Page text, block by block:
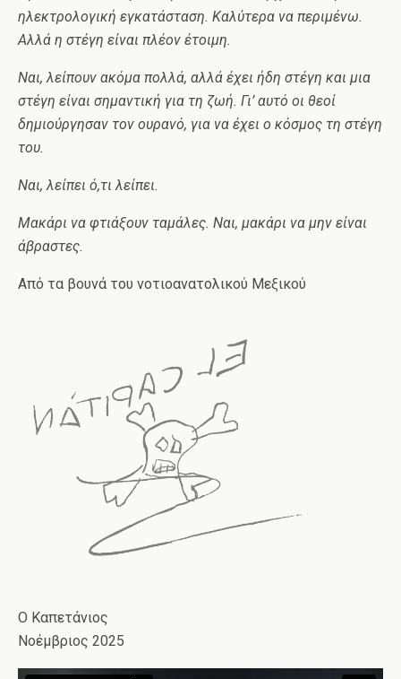
ηλεκτρολογική εγκατάσταση. Καλύτερα να περιμένω.
Αλλά η στέγη είναι πλέον έτοιμη.
Ναι, λείπουν ακόμα πολλά, αλλά έχει ήδη στέγη και μια
στέγη είναι σημαντική για τη ζωή. Γι’ αυτό οι θεοί
δημιούργησαν τον ουρανό, για να έχει ο κόσμος τη στέγη
του.
Ναι, λείπει ό,τι λείπει.
Μακάρι να φτιάξουν ταμάλες. Ναι, μακάρι να μην είναι
άβραστες.
Από τα βουνά του νοτιοανατολικού Μεξικού
Ο Καπετάνιος
Νοέμβριος 2025